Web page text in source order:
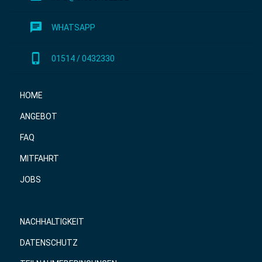
chat WHATSAPP
phone_iphone 01514 / 0432330
HOME
ANGEBOT
FAQ
MITFAHRT
JOBS
NACHHALTIGKEIT
DATENSCHUTZ